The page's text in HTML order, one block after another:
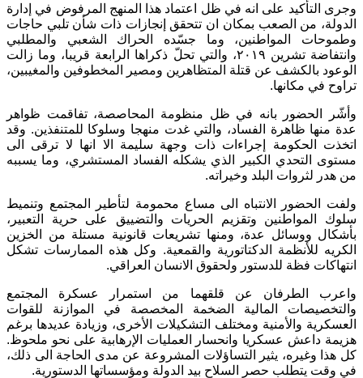
وجرى التأكيد على انه في ظل اعتماد هذا المنهج المرفوض في إدارة
الدولة، من الصعب بمكان ان تتحقق إنجازات ذات شأن تلبي حاجات
وطموحات المواطنين، وما جسّده الحراك الشعبي والمطلبي
وانتفاضة تشرين ٢٠١٩، والتي تحلّ ذكراها الرابعة قريبا، وما زالت
الوعود بالكشف عن قتلة المتظاهرين ومصير المخطوفين والمغيبين،
تراوح في مكانها.
وأشّر الحضور بانه في ظل منظومة المحاصصة، تفاقمت ظواهر
عدة منها ظاهرة الفساد، والتي غدت منهجا وسلوكا للمتنفذين. وقد
اتخذت الحكومة إجراءات ذات وجهة سليمة الا انها لا ترقى الى
مستوى التحدي الكبير الذي يشكله الفساد المستشري، وما يسببه
من هدر لثروات البلد وخيراته.
ولفت الحضور الانتباه الى مساع محمومة لتأطير المجتمع وتنميط
سلوك المواطنين وتقزيم الحريات والتضييق على حرية التعبير،
بأشكال ووسائل عدة، ومنها تشريعات قانونية مستلة من الخزين
الكريه للأنظمة الدكتاتورية والقمعية. وكل هذه الممارسات تشكل
انتهاكات فظة للدستور ولحقوق الانسان العراقي.
واعرب الطرفان عن قلقهما من استمرار عسكرة المجتمع
والتخصيصات المالية الضخمة المخصصة في الموازنة للقوات
العسكرية والأمنية ومختلف التشكيلات الأخرى، وزيادة عديدها برغم
هزيمة داعش عسكريا وانحسار العمليات الإرهابية على نحو ملحوظ.
كل هذا وغيره، يثير التساؤلات المشروعة عن مدى الحاجة الى ذلك،
في وقت يتطلب حصر السلاح بيد الدولة ومؤسساتها الدستورية.